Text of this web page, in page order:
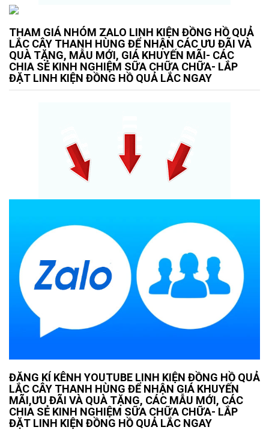
THAM GIÁ NHÓM ZALO LINH KIỆN ĐỒNG HỒ QUẢ
LẮC CÂY THANH HÙNG ĐỂ NHẬN CÁC ƯU ĐÃI VÀ
QUÀ TẶNG, MẪU MỚI, GIÁ KHUYẾN MÃI- CÁC
CHIA SẺ KINH NGHIỆM SỮA CHỮA CHỮA- LẮP
ĐẶT LINH KIỆN ĐỒNG HỒ QUẢ LẮC NGAY
ĐĂNG KÍ KÊNH YOUTUBE LINH KIỆN ĐỒNG HỒ QUẢ
LẮC CÂY THANH HÙNG ĐỂ NHẬN GIÁ KHUYẾN
MÃI,ƯU ĐÃI VÀ QUÀ TẶNG, CÁC MẪU MỚI, CÁC
CHIA SẺ KINH NGHIỆM SỮA CHỮA CHỮA- LẮP
ĐẶT LINH KIỆN ĐỒNG HỒ QUẢ LẮC NGAY